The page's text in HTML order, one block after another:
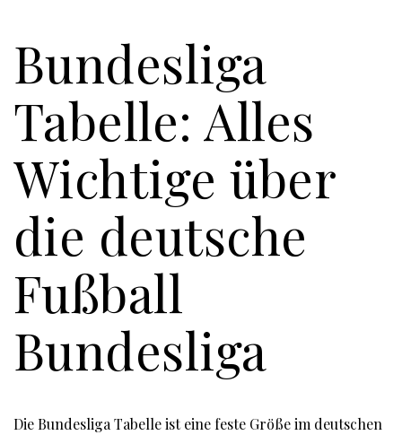
Bundesliga
Tabelle: Alles
Wichtige über
die deutsche
Fußball
Bundesliga
Die Bundesliga Tabelle ist eine feste Größe im deutschen